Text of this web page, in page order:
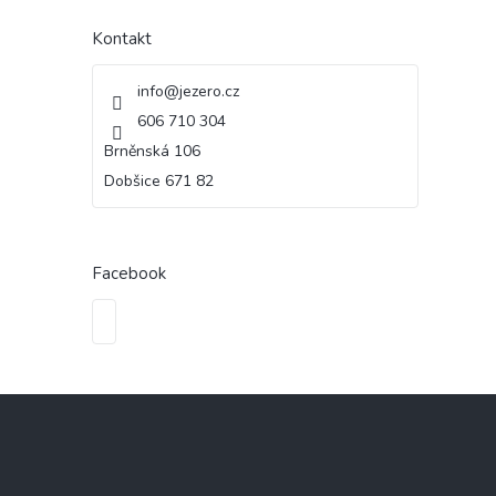
Kontakt
info@jezero.cz
606 710 304
Brněnská 106
Dobšice 671 82
Facebook